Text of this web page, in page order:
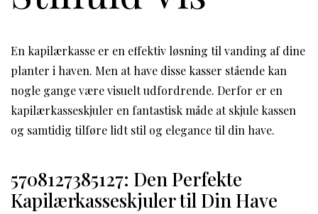
En kapilærkasse er en effektiv løsning til vanding af dine
planter i haven. Men at have disse kasser stående kan
nogle gange være visuelt udfordrende. Derfor er en
kapilærkasseskjuler en fantastisk måde at skjule kassen
og samtidig tilføre lidt stil og elegance til din have.
5708127385127: Den Perfekte
Kapilærkasseskjuler til Din Have